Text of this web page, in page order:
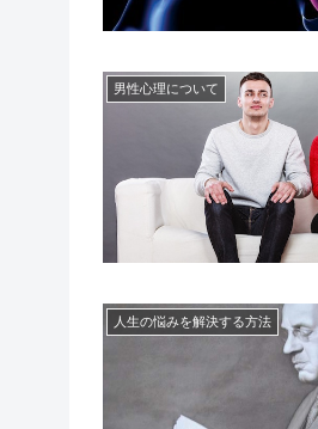
男性心理について
人生の悩みを解決する方法